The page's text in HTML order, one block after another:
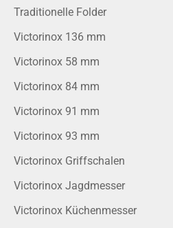
Traditionelle Folder
Victorinox 136 mm
Victorinox 58 mm
Victorinox 84 mm
Victorinox 91 mm
Victorinox 93 mm
Victorinox Griffschalen
Victorinox Jagdmesser
Victorinox Küchenmesser